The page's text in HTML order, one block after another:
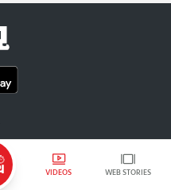
VIDEOS WEB STORIES